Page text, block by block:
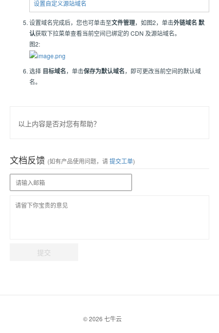
设置自定义源站域名
设置域名完成后，您也可单击至文件管理，如图2，单击外链域名 默
认获取下拉菜单查看当前空间已绑定的 CDN 及源站域名。
图2:
选择 目标域名，单击保存为默认域名，即可更改当前空间的默认域
名。
以上内容是否对您有帮助？
文档反馈 (如有产品使用问题，请提交工单)
提交
© 2026 七牛云